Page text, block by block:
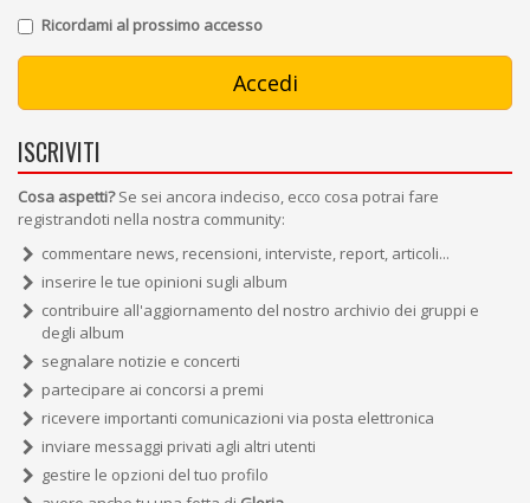
Ricordami al prossimo accesso
ISCRIVITI
Cosa aspetti?Se sei ancora indeciso, ecco cosa potrai fare
registrandoti nella nostra community:
commentare news, recensioni, interviste, report, articoli...
inserire le tue opinioni sugli album
contribuire all'aggiornamento del nostro archivio dei gruppi e
degli album
segnalare notizie e concerti
partecipare ai concorsi a premi
ricevere importanti comunicazioni via posta elettronica
inviare messaggi privati agli altri utenti
gestire le opzioni del tuo profilo